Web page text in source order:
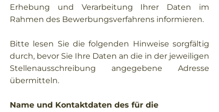
Erhebung und Verarbeitung Ihrer Daten im
Rahmen des Bewerbungsverfahrens informieren.
Bitte lesen Sie die folgenden Hinweise sorgfältig
durch, bevor Sie Ihre Daten an die in der jeweiligen
Stellenausschreibung angegebene Adresse
übermitteln.
Name und Kontaktdaten des für die